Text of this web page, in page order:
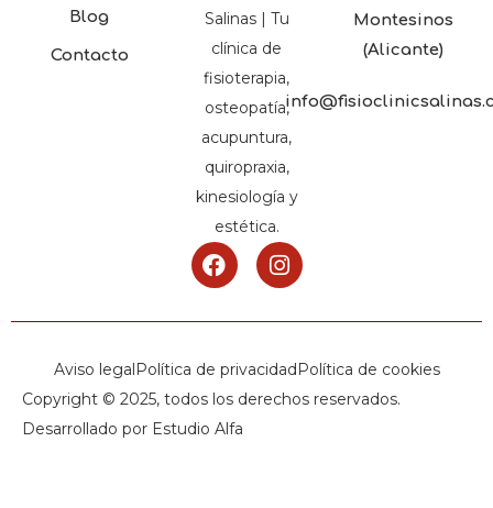
Blog
Contacto
Salinas | Tu
clínica de
fisioterapia,
osteopatía,
acupuntura,
quiropraxia,
kinesiología y
estética.
Montesinos
(Alicante)
Aviso legalPolítica de privacidadPolítica de cookies
Copyright © 2025, todos los derechos reservados.
Desarrollado por Estudio Alfa